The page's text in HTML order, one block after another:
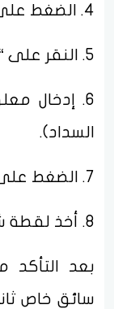
4. الضغط على زر “خدمة سداد”.
5. النقر على “تمكين التقنيات”.
6. إدخال
السداد).
7. الضغط على خانة “دفع”.
8. أخذ لقطة شاشة من أجل الاحتفاظ بالفاتورة.
بعد
سائق خاص